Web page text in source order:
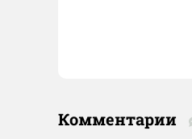
Комментарии